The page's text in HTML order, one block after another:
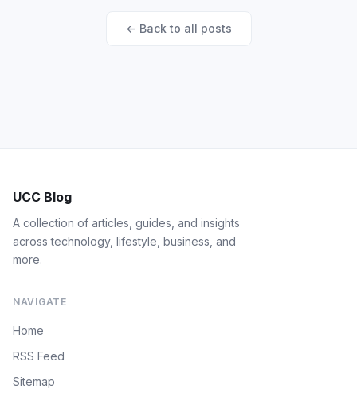
← Back to all posts
UCC Blog
A collection of articles, guides, and insights
across technology, lifestyle, business, and
more.
NAVIGATE
Home
RSS Feed
Sitemap